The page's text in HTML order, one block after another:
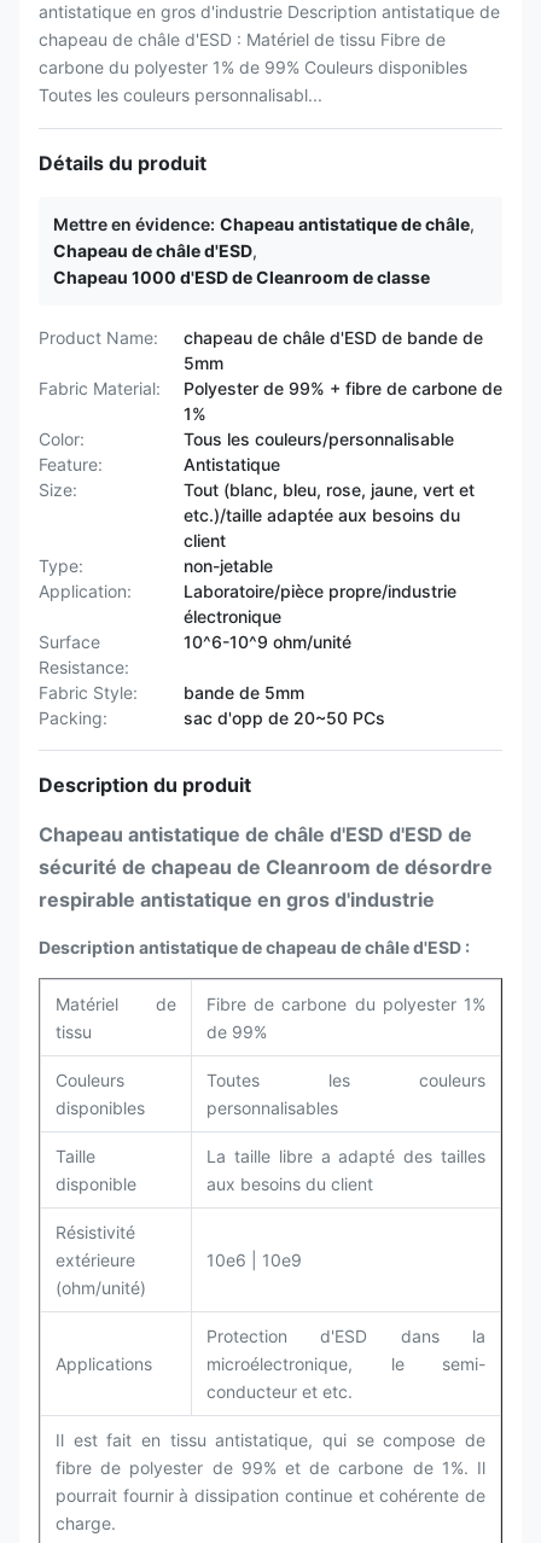
antistatique en gros d'industrie Description antistatique de
chapeau de châle d'ESD : Matériel de tissu Fibre de
carbone du polyester 1% de 99% Couleurs disponibles
Toutes les couleurs personnalisabl...
Détails du produit
Mettre en évidence: Chapeau antistatique de châle,
Chapeau de châle d'ESD,
Chapeau 1000 d'ESD de Cleanroom de classe
Product Name:
chapeau de châle d'ESD de bande de
5mm
Fabric Material:
Polyester de 99% + fibre de carbone de
1%
Color:
Tous les couleurs/personnalisable
Feature:
Antistatique
Size:
Tout (blanc, bleu, rose, jaune, vert et
etc.)/taille adaptée aux besoins du
client
Type:
non-jetable
Application:
Laboratoire/pièce propre/industrie
électronique
Surface
Resistance:
10^6-10^9 ohm/unité
Fabric Style:
bande de 5mm
Packing:
sac d'opp de 20~50 PCs
Description du produit
Chapeau antistatique de châle d'ESD d'ESD de
sécurité de chapeau de Cleanroom de désordre
respirable antistatique en gros d'industrie
Description antistatique de chapeau de châle d'ESD :
Matériel de
tissu
Fibre de carbone du polyester 1%
de 99%
Couleurs
disponibles
Toutes les couleurs
personnalisables
Taille
disponible
La taille libre a adapté des tailles
aux besoins du client
Résistivité
extérieure
(ohm/unité)
10e6 | 10e9
Applications
Protection d'ESD dans la
microélectronique, le semi-
conducteur et etc.
Il est fait en tissu antistatique, qui se compose de
fibre de polyester de 99% et de carbone de 1%. Il
pourrait fournir à dissipation continue et cohérente de
charge.